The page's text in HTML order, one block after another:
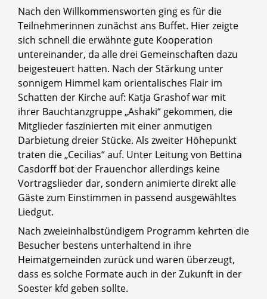
Nach den Willkommensworten ging es für die
Teilnehmerinnen zunächst ans Buffet. Hier zeigte
sich schnell die erwähnte gute Kooperation
untereinander, da alle drei Gemeinschaften dazu
beigesteuert hatten. Nach der Stärkung unter
sonnigem Himmel kam orientalisches Flair im
Schatten der Kirche auf: Katja Grashof war mit
ihrer Bauchtanzgruppe „Ashaki“ gekommen, die
Mitglieder faszinierten mit einer anmutigen
Darbietung dreier Stücke. Als zweiter Höhepunkt
traten die „Cecilias“ auf. Unter Leitung von Bettina
Casdorff bot der Frauenchor allerdings keine
Vortragslieder dar, sondern animierte direkt alle
Gäste zum Einstimmen in passend ausgewähltes
Liedgut.
Nach zweieinhalbstündigem Programm kehrten die
Besucher bestens unterhaltend in ihre
Heimatgemeinden zurück und waren überzeugt,
dass es solche Formate auch in der Zukunft in der
Soester kfd geben sollte.